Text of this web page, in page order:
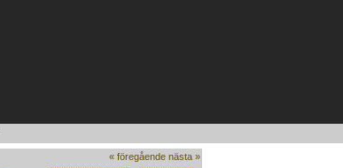
« föregående nästa »